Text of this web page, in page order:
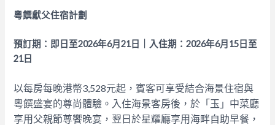
粵饌獻父住宿計劃
預訂期：即日至2026年6月21日｜入住期：2026年6月15日至
21日
以每房每晚港幣3,528元起，賓客可享受結合海景住宿與
粵饌盛宴的尊尚體驗。入住海景客房後，於「玉」中菜廳
享用父親節尊饗晚宴，翌日於星耀廳享用海畔自助早餐，